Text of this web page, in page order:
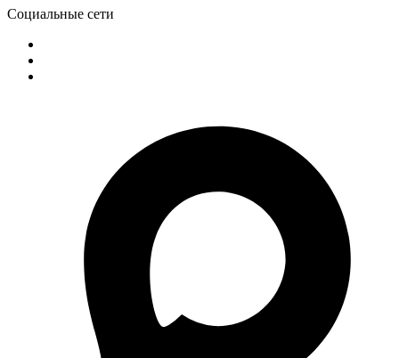
Социальные сети